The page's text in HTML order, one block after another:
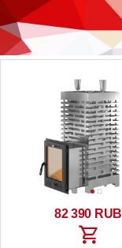
82 390 RUB